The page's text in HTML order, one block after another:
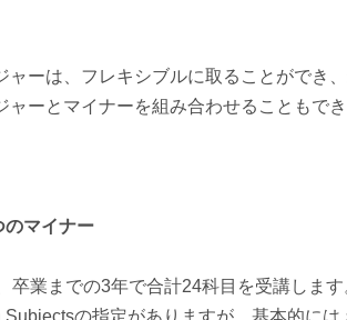
ャーは、フレキシブルに取ることができ
ャーとマイナーを組み合わせることもでき
のマイナー
卒業までの3年で合計24科目を受講しま
の指定がありますが、基本的に